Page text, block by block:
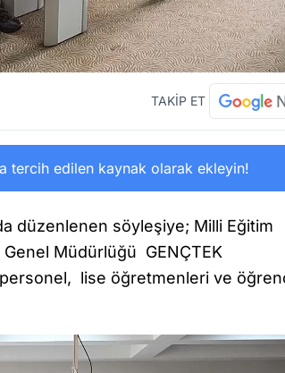
TAKİP ET
tercih edilen kaynak olarak ekleyin!
düzenlenen söyleşiye; Milli Eğitim
Müdürlüğü GENÇTEK
lise öğretmenleri ve